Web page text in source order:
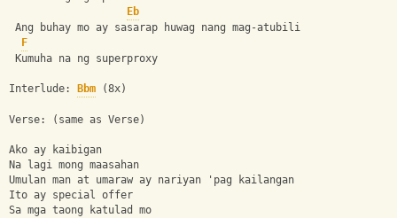
Eb
Ang buhay mo ay sasarap huwag nang mag-atubili
F
Kumuha na ng superproxy
Interlude: Bbm (8x)
Verse: (same as Verse)
Ako ay kaibigan
Na lagi mong maasahan
Umulan man at umaraw ay nariyan 'pag kailangan
Ito ay special offer
Sa mga taong katulad mo